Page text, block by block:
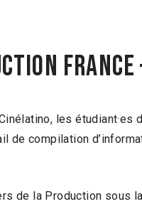
les
de compilation
de la Production sous